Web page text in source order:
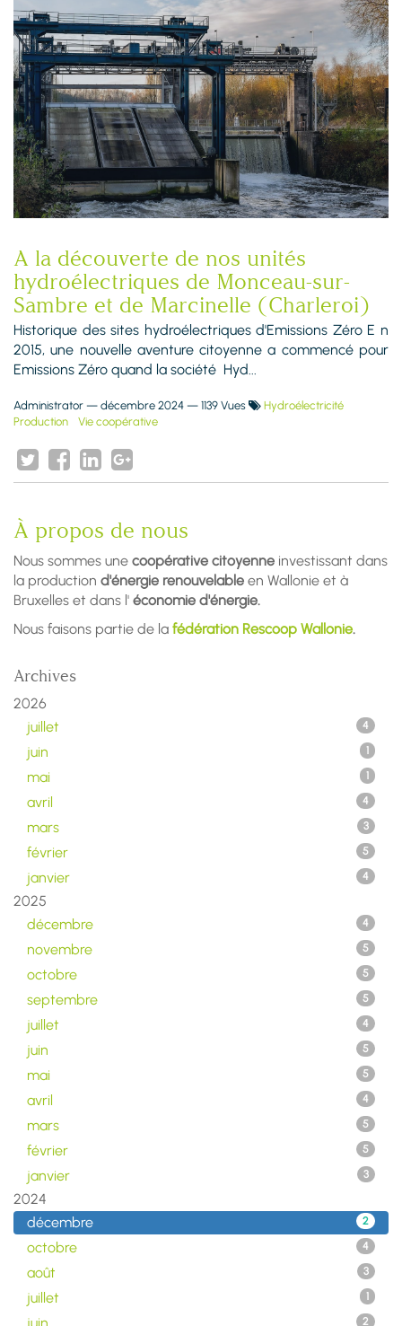
A la découverte de nos unités
hydroélectriques de Monceau-sur-
Sambre et de Marcinelle (Charleroi)
Historique des sites hydroélectriques d'Emissions Zéro E n
2015, une nouvelle aventure citoyenne a commencé pour
Emissions Zéro quand la société Hyd...
Administrator — décembre 2024 — 1139 Vues
Hydroélectricité
Production
Vie coopérative
À propos de nous
Nous sommes une coopérative citoyenne investissant dans
la production d'énergie renouvelable en Wallonie et à
Bruxelles et dans l' économie d'énergie.
Nous faisons partie de la fédération Rescoop Wallonie.
Archives
2026
juillet
4
juin 1
mai 1
avril 4
mars 3
février 5
janvier 4
2025
décembre
4
novembre 5
octobre 5
septembre 5
juillet 4
juin 5
mai 5
avril 4
mars 5
février 5
janvier 3
2024
décembre
2
octobre 4
août 3
juillet 1
2